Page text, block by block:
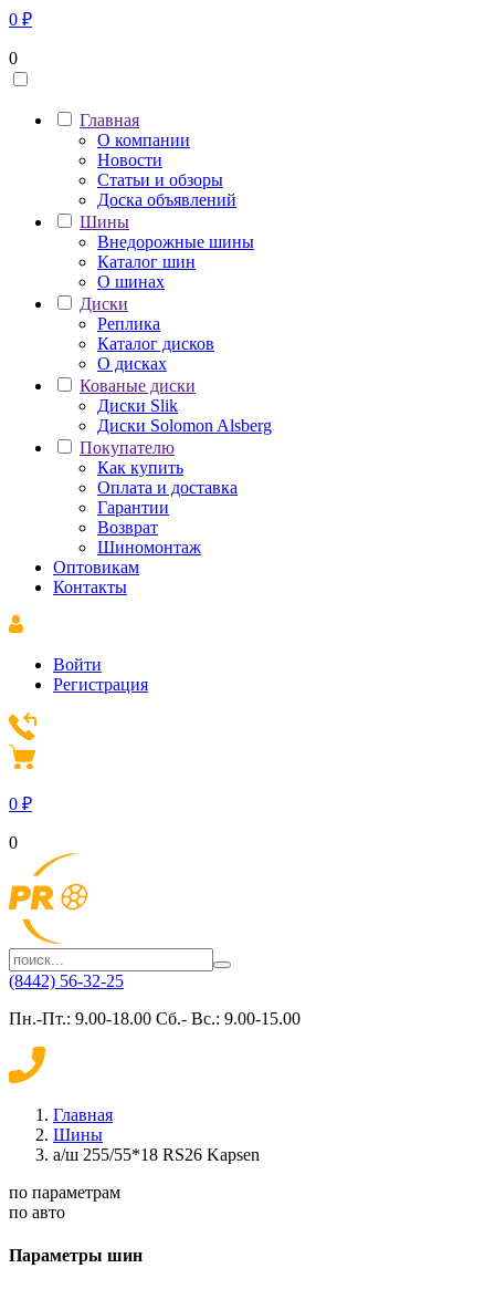
0 ₽
0
Главная
О компании
Новости
Статьи и обзоры
Доска объявлений
Шины
Внедорожные шины
Каталог шин
О шинах
Диски
Реплика
Каталог дисков
О дисках
Кованые диски
Диски Slik
Диски Solomon Alsberg
Покупателю
Как купить
Оплата и доставка
Гарантии
Возврат
Шиномонтаж
Оптовикам
Контакты
Войти
Регистрация
0 ₽
0
(8442) 56-32-25
Пн.-Пт.: 9.00-18.00 Сб.- Вс.: 9.00-15.00
Главная
Шины
а/ш 255/55*18 RS26 Kapsen
по параметрам
по авто
Параметры шин